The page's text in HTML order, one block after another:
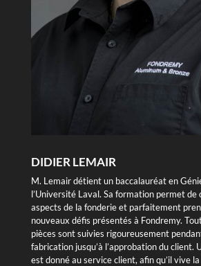
DIDIER LEMAIR
M. Lemair détient un baccalauréat en
l’Université Laval. Sa formation permet de
aspects de la fonderie et parfaitement
nouveaux défis présentés à Fondremy.
pièces sont suivies rigoureusement
fabrication jusqu’à l’approbation du client.
est donné au service client, afin qu’il vive